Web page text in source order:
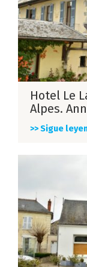
Hotel Le
Alpes.
>> Sigue